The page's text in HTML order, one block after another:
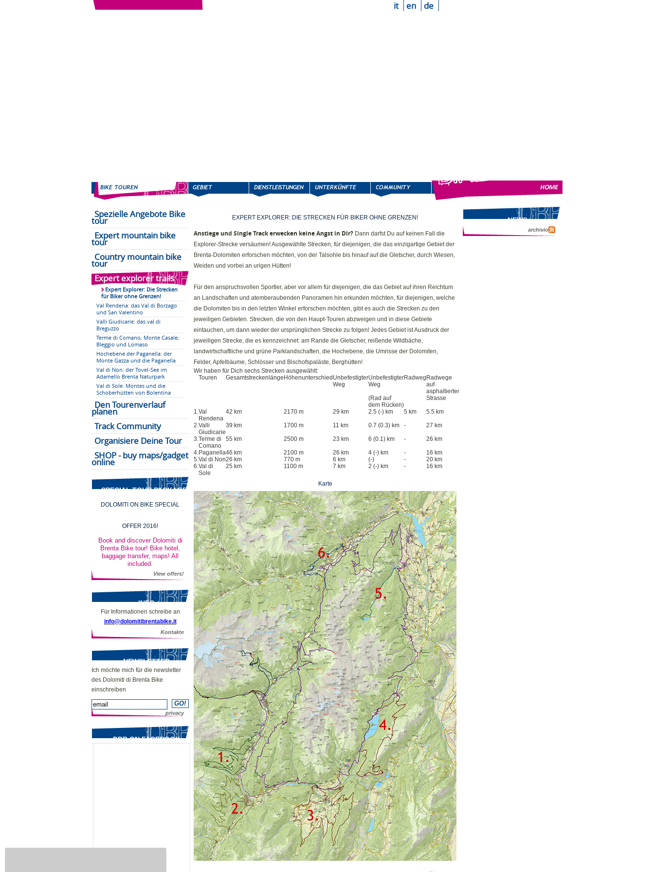
it en de
Spezielle Angebote Bike
tour
Expert mountain bike
tour
Country mountain bike
tour
Expert explorer trails
Expert Explorer: Die Strecken
für Biker ohne Grenzen!
Val Rendena: das Val di Borzago
und San Valentino
Valli Giudicarie: das val di
Breguzzo
Terme di Comano, Monte Casale,
Bleggio und Lomaso
Hochebene der Paganella: der
Monte Gazza und die Paganella
Val di Non: der Tovel-See im
Adamello Brenta Naturpark
Val di Sole: Montes und die
Schoberhütten von Bolentina
Den Tourenverlauf
planen
Track Community
Organisiere Deine Tour
SHOP - buy maps/gadget
online
SPECIAL TOUR PACKAGES
DOLOMITI ON BIKE SPECIAL
OFFER 2016!
Book and discover Dolomiti di
Brenta Bike tour! Bike hotel,
baggage transfer, maps! All
included.
View offers!
INFO
Für Informationen schreibe an
info@dolomitibrentabike.it
Kontakte
NEWSLETTER
Ich möchte mich für die newsletter
des Dolomiti di Brenta Bike
einschreiben
privacy
DBB ON FACEBOOK
EXPERT EXPLORER: DIE STRECKEN FÜR BIKER OHNE GRENZEN!
Anstiege und Single Track erwecken keine Angst in Dir? Dann darfst Du auf keinen Fall die
Explorer-Strecke versäumen! Ausgewählte Strecken, für diejenigen, die das einzigartige Gebiet der
Brenta-Dolomiten erforschen möchten, von der Talsohle bis hinauf auf die Gletscher, durch Wiesen,
Weiden und vorbei an urigen Hütten!
Für den anspruchsvollen Sportler, aber vor allem für diejenigen, die das Gebiet auf ihren Reichtum
an Landschaften und atemberaubenden Panoramen hin erkunden möchten, für diejenigen, welche
die Dolomiten bis in den letzten Winkel erforschen möchten, gibt es auch die Strecken zu den
jeweiligen Gebieten. Strecken, die von den Haupt-Touren abzweigen und in diese Gebiete
eintauchen, um dann wieder der ursprünglichen Strecke zu folgen! Jedes Gebiet ist Ausdruck der
jeweiligen Strecke, die es kennzeichnet: am Rande die Gletscher, reißende Wildbäche,
landwirtschaftliche und grüne Parklandschaften, die Hochebene, die Umrisse der Dolomiten,
Felder, Apfelbäume, Schlösser und Bischofspaläste, Berghütten!
Touren Gesamtstreckenlänge Höhenunterschied Unbefestigter
Weg
Unbefestigter
Weg
(Rad auf
dem Rücken)
Radweg Radwege
auf
asphaltierter
Strasse
Wir haben für Dich sechs Strecken ausgewählt:
1.Val
Rendena
42 km 2170 m 29 km 2.5 (-) km 5 km
5.5 km
2.Valli
Giudicarie
39 km 1700 m 11 km 0.7 (0.3) km -
27 km
3.Terme di
Comano
55 km 2500 m 23 km 6 (0.1) km -
26 km
4.Paganella46 km 2100 m 26 km 4 (-) km -
16 km
5.Val di Non26 km 770 m 6 km (-) -
20 km
6.Val di
Sole
25 km 1100 m 7 km 2 (-) km - 16 km
Karte
NEWS
archivio